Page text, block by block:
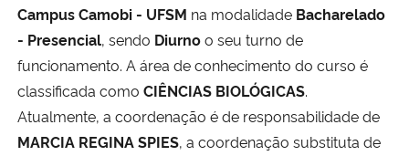
Campus Camobi - UFSM na modalidade Bacharelado
- Presencial, sendo Diurnoo seu turno de
funcionamento. A área de conhecimento do curso é
classificada como CIÊNCIAS BIOLÓGICAS.
Atualmente, a coordenação é de responsabilidade de
MARCIA REGINA SPIES, a coordenação substituta de